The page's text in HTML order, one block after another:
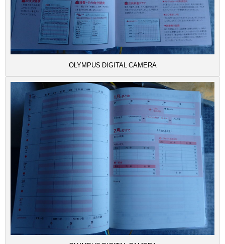
OLYMPUS DIGITAL CAMERA